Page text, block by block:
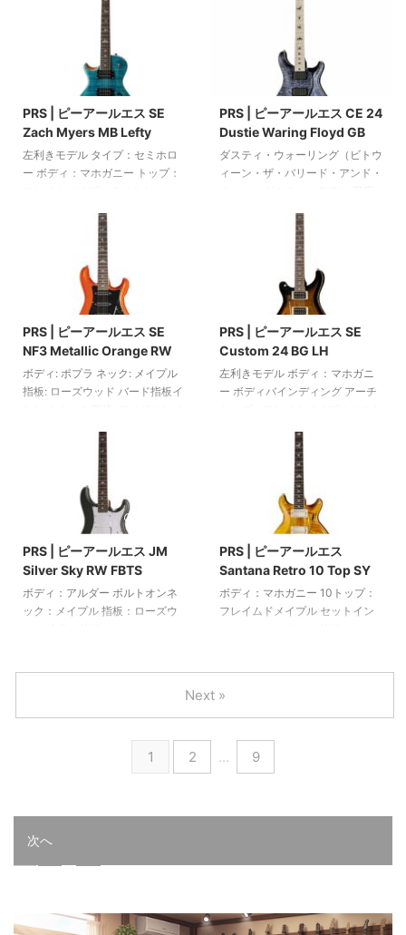
ホガニー ネック: マホガニー 指
板: リオローズウッド（ダルベル
ギア・ニグラ） フェイクボーン
の指板バインディング オールド
スクールバードの指板インレイ
（パウアセンター） ネック形状:
ヴィンテージパターン ピックア
ップ: 2基の58/15 LT+ハムバッカ
ー 3ウェイトグルスイッチ ボリ
ューム2基、トーン2基（プッシ
タイルのペグ ハイブ ...
mm ネック形状：パターン・シン
指板：ローズウッド 22フレット
指板インレイ：バーズ ピックア
ップ：2 Tremontiハムバッカー 3
ウェイトグルスイッチ ボリュー
ムコントロール2つ トーンコント
ロール2つ PRSストップテイル
PRSフェーズIIIロッキングマシン
ヘッド クロームハードウェア カ
ラー：チャコール シリアルナン
PRS | ピーアールエス SE
Zach Myers MB Lefty
左利きモデル タイプ：セミホロ
ー ボディ：マホガニー トップ：
板：ローズウッド バーズ指板イ
ンレイ ネック形状：ワイドファ
ット 指板半径：254 mm（10イ
ンチ） スケール：625
mm（24.61インチ） ナット幅：
42.9 mm（1.69インチ） 22フレ
ット ピックアップ：2基のPRS
245 ‘S’ハムバッカー（ネックとブ
リッジ） 2つのボリュームコント
ロールと2つのトーンコントロー
PRS | ピーアールエス CE 24
Dustie Waring Floyd GB
ダスティ・ウォーリング（ビトウ
ィーン・ザ・バリード・アンド・
フレイムドメイプル ネック：メ
イプル 指板：メイプル マットネ
ック仕上げ 24フレット スケー
ル：635 mm ピックアップ：2基
のMojotone "DWトマホーク"ハ
ムバッカー フロイド・ローズ・
トレモロ PRSフェーズIIIロッキン
グマシンヘッド マットブラック
のハードウェア カラー：グレー
ブラック プレミアムギグバッグ
PRS | ピーアールエス SE
NF3 Metallic Orange RW
ボディ: ポプラ ネック: メイプル
指板: ローズウッド バード指板イ
mm スケール: 635 mm ピックア
ップ: 3本のナローフィールドDD
"S"シングルコイル ボリューム1
つ、トーン2つのコントロール 5
ウェイスイッチ カラー: メタリッ
クオレンジ ビッグバッグ付属
PRS | ピーアールエス SE
Custom 24 BG LH
左利きモデル ボディ：マホガニ
ー ボディバインディング アーチ
ル 指板：ローズウッド PRSバー
ド指板インレイ スケール：635
mm (25インチ) ネックプロファイ
ル：ワイドシン 24フレット PRS
トレモロ ピックアップ：85/15 S
トレブルとベース 音量コントロ
ール プッシュ/プル機能付きトー
ンコントロール 3ウェイブレード
スイッチ PRSデザインのペグ ニ
ッケルハードウェア カラー：ブ
PRS | ピーアールエス JM
Silver Sky RW FBTS
ボディ：アルダー ボルトオンネ
ック：メイプル 指板：ローズウ
インチ） ナット幅：42.1
mm（1.656インチ） ボーンナッ
ト 22フレット ピックアップ：3
基の635JMシングルコイル ボリ
ロ ヴィンテージスタイル ...
PRS | ピーアールエス
Santana Retro 10 Top SY
ボディ：マホガニー 10トップ：
フレイムドメイプル セットイン
イクボーン指板バインディング
スケール長：622 mm（24.5イン
チ） 24本のサンタナジャンボフ
レット ピックアップ：サンタナ
ベースおよび58/15トレブルハム
ルハードウェ ...
1 2 … 9
Next »
1
次へ